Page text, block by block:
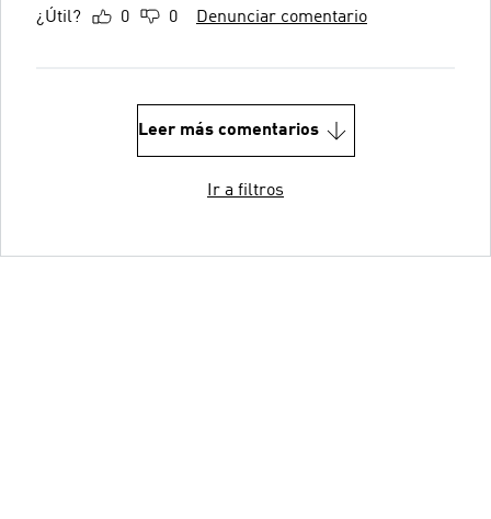
¿Útil? 0 0 Denunciar comentario
Leer más comentarios
Ir a filtros